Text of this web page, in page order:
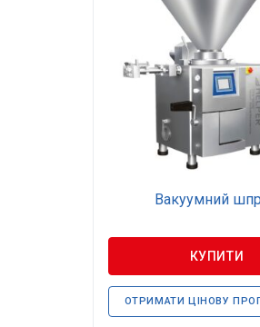
Вакуумний
КУПИТИ
ОТРИМАТИ ЦІНОВУ